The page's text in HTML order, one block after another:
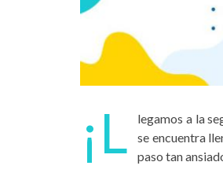
¡L
legamos a la
se encuentra
paso tan